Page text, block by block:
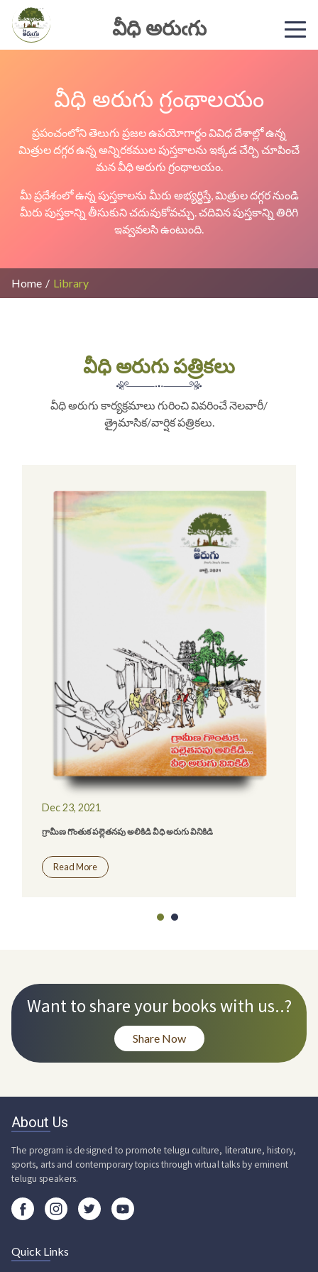
వీధి అరుఁగు
వీధి అరుగు గ్రంథాలయం
ప్రపంచంలోని తెలుగు ప్రజల ఉపయోగార్థం వివిధ దేశాల్లో ఉన్న
మిత్రుల దగ్గర ఉన్న అన్నిరకములపుస్తకాలను ఇక్కడ చేర్చి చూపించే
మన వీధి అరుగు గ్రంథాలయం.
మీ ప్రదేశంలో ఉన్న పుస్తకాలను మీరు అభ్యర్థిస్తే, మిత్రుల దగ్గర నుండి
మీరు పుస్తకాన్ని తీసుకునిచదువుకోవచ్చు. చదివిన పుస్తకాన్ని తిరిగి
ఇవ్వవలసి ఉంటుంది.
Home / Library
వీధి అరుగు పత్రికలు
వీధి అరుగు కార్యక్రమాలు గురించి వివరించే నెలవారీ/
త్రైమాసిక/వార్షిక పత్రికలు.
Dec 23, 2021
గ్రామీణ గొంతుక పల్లెతనపు అలికిడి వీధి అరుగు వినికిడి
Read More
Want to share your books with us..?
Share Now
About Us
The program is designed to promote telugu culture, literature, history,
sports, arts and contemporary topics through virtual talks by eminent
telugu speakers.
Quick Links